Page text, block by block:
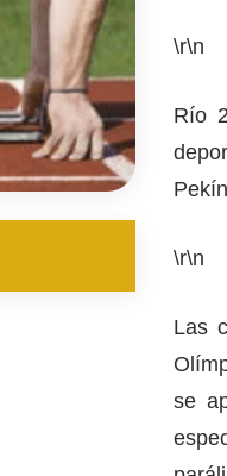
\r\n
Río
\r\n
Las
se